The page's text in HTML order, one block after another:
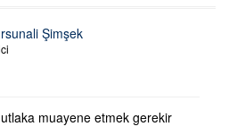
Şimşek
muayene etmek gerekir